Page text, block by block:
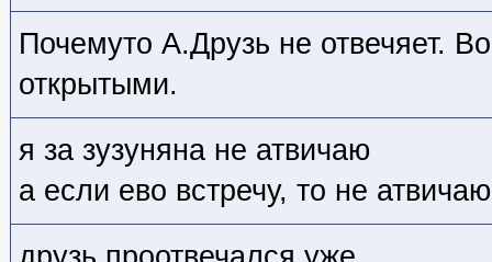
Почемуто А.Друзь не отвечяет.
открытыми.
я за зузуняна не атвичаю
а если ево встречу, то не